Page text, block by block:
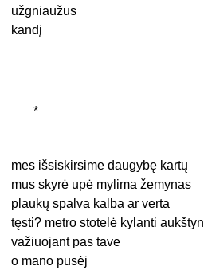
užgniaužus
kandį
*
mes išsiskirsime daugybę kartų
mus skyrė upė mylima žemynas
plaukų spalva kalba ar verta
tęsti? metro stotelė kylanti aukštyn
važiuojant pas tave
o mano pusėj